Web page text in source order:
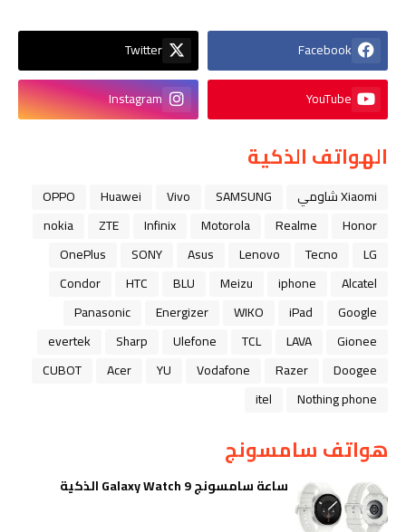
Facebook
Twitter
YouTube
Instagram
الهواتف الذكية
Xiaomi شاومي SAMSUNG
Vivo
Huawei
OPPO
Honor
Realme
Motorola
Infinix
ZTE
nokia
LG
Tecno
Lenovo
Asus
SONY
OnePlus
Alcatel
iphone
Meizu
BLU
HTC
Condor
Google
iPad
WIKO
Energizer
Panasonic
Gionee
LAVA
TCL
Ulefone
Sharp
evertek
Doogee
Razer
Vodafone
YU
Acer
CUBOT
Nothing phone
itel
هواتف سامسونج
ساعة سامسونج Galaxy Watch 9 الذكية